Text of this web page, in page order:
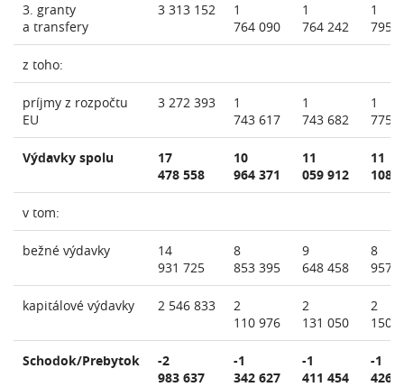
3. granty
a transfery
3 313 152
1
764 090
1
764 242
1
795
z toho:
príjmy z rozpočtu
EU
3 272 393
1
743 617
1
743 682
1
775
Výdavky spolu
17
478 558
10
964 371
11
059 912
11
108
v tom:
bežné výdavky
14
931 725
8
853 395
9
648 458
8
957
kapitálové výdavky 2 546 833
2
110 976
2
131 050
2
150
Schodok/Prebytok
-2
983 637
-1
342 627
-1
411 454
-1
426